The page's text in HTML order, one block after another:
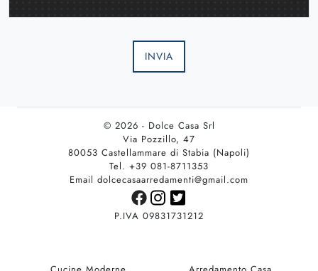
INVIA
© 2026 - Dolce Casa Srl
Via Pozzillo, 47
80053 Castellammare di Stabia (Napoli)
Tel. +39 081-8711353
Email dolcecasaarredamenti@gmail.com
P.IVA 09831731212